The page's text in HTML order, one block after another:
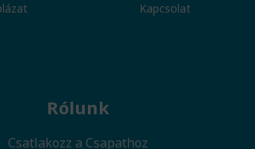
Kapcsolat
Rólunk
Csatlakozz a Csapathoz